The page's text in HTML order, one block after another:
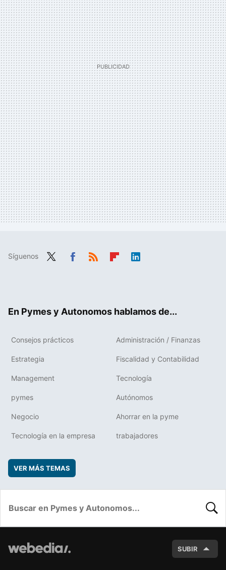
Síguenos
En Pymes y Autonomos hablamos de...
Consejos prácticos Administración / Finanzas
Estrategia Fiscalidad y Contabilidad
Management Tecnología
pymes Autónomos
Negocio Ahorrar en la pyme
Tecnología en la empresa trabajadores
VER MÁS TEMAS
SUBIR